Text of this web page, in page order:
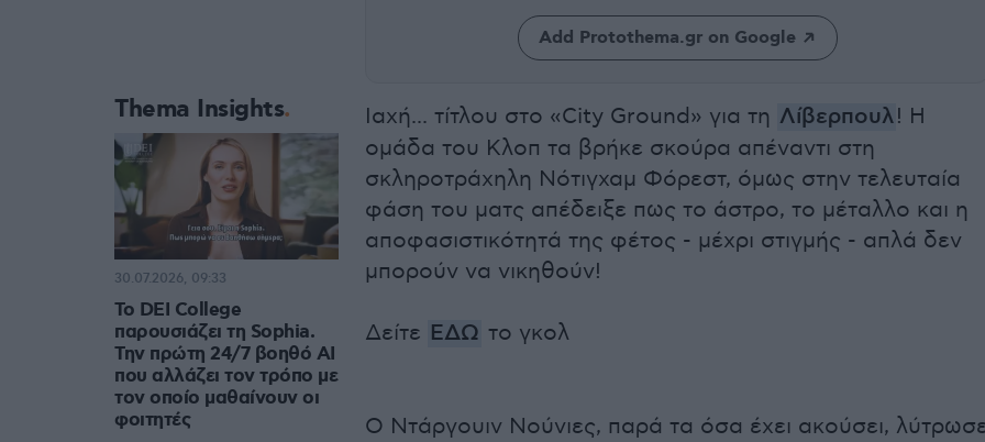
Add Protothema.gr on Google
Ιαχή... τίτλου στο «City Ground» για τη Λίβερπουλ! Η
ομάδα του Κλοπ τα βρήκε σκούρα απέναντι στη
σκληροτράχηλη Νότιγχαμ Φόρεστ, όμως στην τελευταία
φάση του ματς απέδειξε πως το άστρο, το μέταλλο και η
αποφασιστικότητά της φέτος - μέχρι στιγμής - απλά δεν
μπορούν να νικηθούν!
Δείτε ΕΔΩ το γκολ
Ο Ντάργουιν Νούνιες, παρά τα όσα έχει ακούσει,
Thema Insights
Το DEI College
παρουσιάζει τη Sophia.
Την πρώτη 24/7 βοηθό AI
που αλλάζει τον τρόπο με
τον οποίο μαθαίνουν οι
φοιτητές
30.07.2026, 09:33